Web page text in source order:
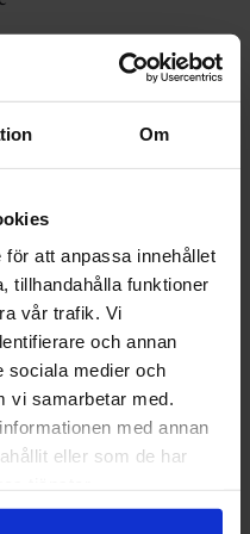
Om
att anpassa innehållet
tillhandahålla funktioner
vår trafik. Vi
och annan
sociala medier och
vi samarbetar med.
med annan
eller som de har